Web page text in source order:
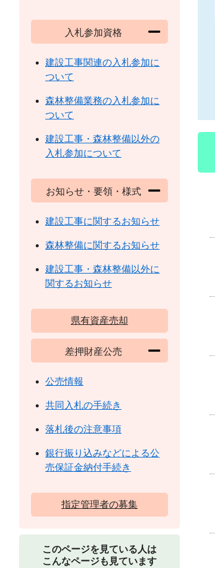
入札参加資格
建設工事関連の入札参加に
ついて
森林整備業務の入札参加に
ついて
建設工事・森林整備以外の
入札参加について
お知らせ・要領・様式
建設工事に関するお知らせ
森林整備に関するお知らせ
建設工事・森林整備以外に
関するお知らせ
県有資産売却
差押財産公売
公売情報
共同入札の手続き
落札後の注意事項
銀行振り込みなどによる公
売保証金納付手続き
指定管理者の募集
このページを見ている人は
こんなページも見ています